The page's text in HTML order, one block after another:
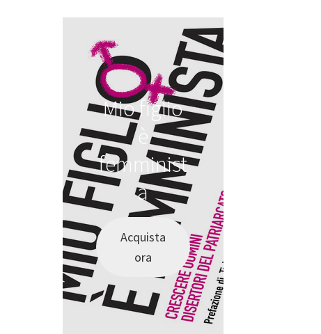
Mio figlio
è
femminist
a
Acquista
ora